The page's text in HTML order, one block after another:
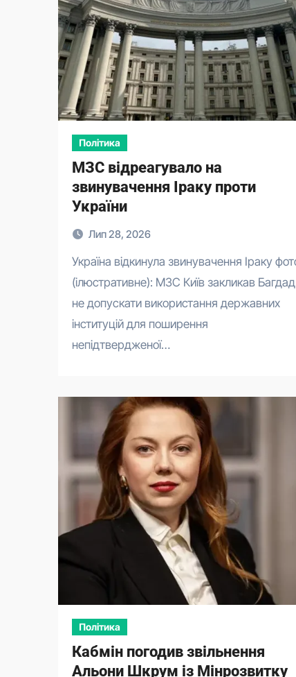
Політика
МЗС відреагувало на
звинувачення Іраку проти
України
Лип 28, 2026
Україна відкинула звинувачення Іраку фото
(ілюстративне): МЗС Київ закликав Багдад
не допускати використання державних
інституцій для поширення
непідтвердженої…
Політика
Кабмін погодив звільнення
Альони Шкрум із Мінрозвитку